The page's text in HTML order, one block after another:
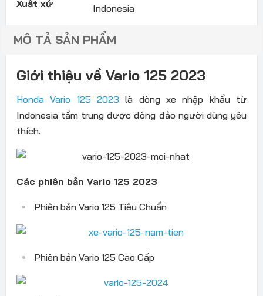
Xuất xứ
Indonesia
MÔ TẢ SẢN PHẨM
Giới thiệu về Vario 125 2023
Honda Vario 125 2023là dòng xe nhập khẩu từ
Indonesia tầm trung được đông đảo người dùng yêu
thích.
Các phiên bản Vario 125 2023
Phiên bản Vario 125 Tiêu Chuẩn
Phiên bản Vario 125 Cao Cấp